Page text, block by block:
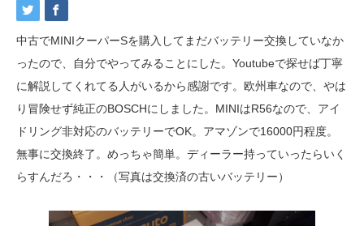
中古でMINIクーパーSを購入してまだバッテリー交換していなか
ったので、自分でやってみることにした。Youtubeで探せば丁寧
に解説してくれてる人がいるから感謝です。欧州車なので、やは
り冒険せず純正のBOSCHにしました。MINIはR56なので、アイ
ドリング非対応のバッテリーでOK。アマゾンで16000円程度。
無事に交換終了。めっちゃ簡単。ディーラー持っていったらいく
らすんだろ・・・（写真は交換済の古いバッテリー）